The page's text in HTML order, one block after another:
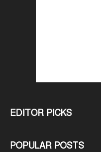
EDITOR PICKS
POPULAR POSTS